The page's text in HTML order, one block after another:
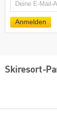
E-
Mail
Anmelden
Skiresort-